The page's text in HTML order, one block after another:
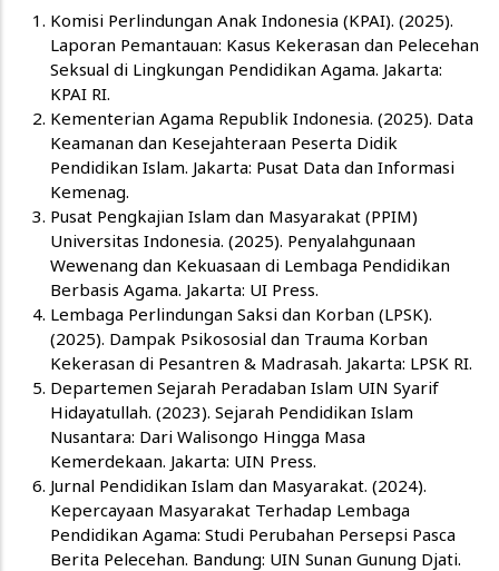
Komisi Perlindungan Anak Indonesia (KPAI). (2025).
Laporan Pemantauan: Kasus Kekerasan dan Pelecehan
Seksual di Lingkungan Pendidikan Agama. Jakarta:
KPAI RI.
Kementerian Agama Republik Indonesia. (2025). Data
Keamanan dan Kesejahteraan Peserta Didik
Pendidikan Islam. Jakarta: Pusat Data dan Informasi
Kemenag.
Pusat Pengkajian Islam dan Masyarakat (PPIM)
Universitas Indonesia. (2025). Penyalahgunaan
Wewenang dan Kekuasaan di Lembaga Pendidikan
Berbasis Agama. Jakarta: UI Press.
Lembaga Perlindungan Saksi dan Korban (LPSK).
(2025). Dampak Psikososial dan Trauma Korban
Kekerasan di Pesantren & Madrasah. Jakarta: LPSK RI.
Departemen Sejarah Peradaban Islam UIN Syarif
Hidayatullah. (2023). Sejarah Pendidikan Islam
Nusantara: Dari Walisongo Hingga Masa
Kemerdekaan. Jakarta: UIN Press.
Jurnal Pendidikan Islam dan Masyarakat. (2024).
Kepercayaan Masyarakat Terhadap Lembaga
Pendidikan Agama: Studi Perubahan Persepsi Pasca
Berita Pelecehan. Bandung: UIN Sunan Gunung Djati.